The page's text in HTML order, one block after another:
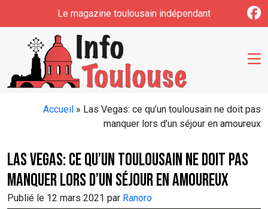
Le magazine toulousain indépendant
Accueil » Las Vegas: ce qu’un toulousain ne doit pas
manquer lors d’un séjour en amoureux
Las Vegas: ce qu’un toulousain ne doit pas
manquer lors d’un séjour en amoureux
Publié le 12 mars 2021 par Ranoro